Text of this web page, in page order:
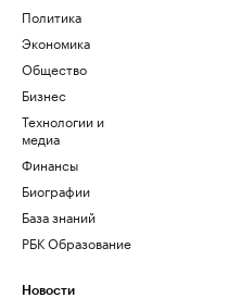
Политика
Экономика
Общество
Бизнес
Технологии и
медиа
Финансы
Биографии
База знаний
РБК Образование
Новости